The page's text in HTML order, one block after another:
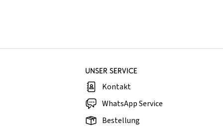
UNSER SERVICE
Kontakt
WhatsApp Service
Bestellung